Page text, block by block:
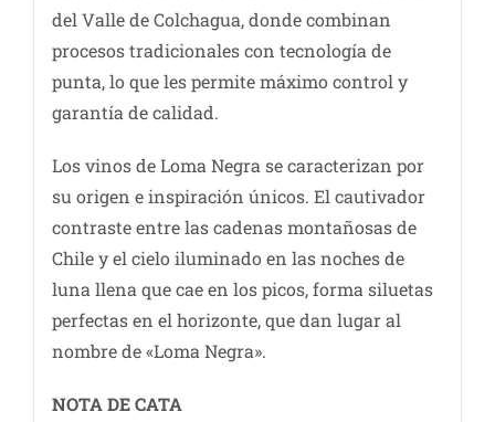
del Valle de Colchagua, donde combinan
procesos tradicionales con tecnología de
punta, lo que les permite máximo control y
garantía de calidad.
Los vinos de Loma Negra se caracterizan por
su origen e inspiración únicos. El cautivador
contraste entre las cadenas montañosas de
Chile y el cielo iluminado en las noches de
luna llena que cae en los picos, forma siluetas
perfectas en el horizonte, que dan lugar al
nombre de «Loma Negra».
NOTA DE CATA